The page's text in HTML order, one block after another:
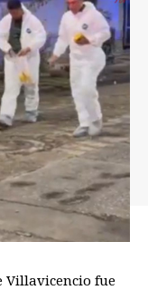
Villavicencio fue